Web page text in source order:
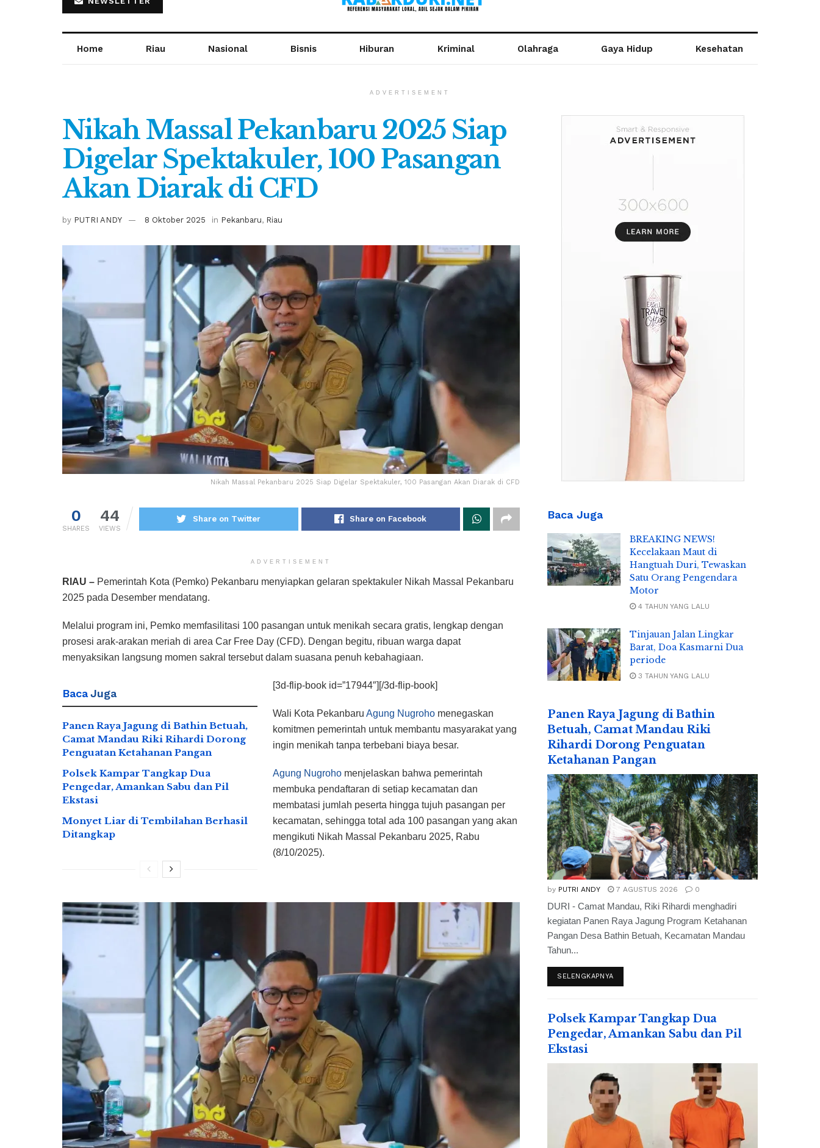
Home Riau Nasional Bisnis Hiburan Kriminal Olahraga Gaya Hidup Kesehatan
ADVERTISEMENT
Nikah Massal Pekanbaru 2025 Siap
Digelar Spektakuler, 100 Pasangan
Akan Diarak di CFD
by PUTRI ANDY 8 Oktober 2025 in Pekanbaru, Riau
Nikah Massal Pekanbaru 2025 Siap Digelar Spektakuler, 100 Pasangan Akan Diarak di CFD
0
SHARES
44
VIEWS
Share on Twitter Share on Facebook
ADVERTISEMENT
RIAU – Pemerintah Kota (Pemko) Pekanbaru menyiapkan gelaran spektakuler Nikah Massal Pekanbaru
2025 pada Desember mendatang.
Melalui program ini, Pemko memfasilitasi 100 pasangan untuk menikah secara gratis, lengkap dengan
prosesi arak-arakan meriah di area Car Free Day (CFD). Dengan begitu, ribuan warga dapat
menyaksikan langsung momen sakral tersebut dalam suasana penuh kebahagiaan.
BacaJuga
Panen Raya Jagung di Bathin Betuah,
Camat Mandau Riki Rihardi Dorong
Penguatan Ketahanan Pangan
Polsek Kampar Tangkap Dua
Pengedar, Amankan Sabu dan Pil
Ekstasi
Monyet Liar di Tembilahan Berhasil
Ditangkap
[3d-flip-book id=”17944″][/3d-flip-book]
Wali Kota Pekanbaru Agung Nugroho menegaskan
komitmen pemerintah untuk membantu masyarakat yang
ingin menikah tanpa terbebani biaya besar.
Agung Nugroho menjelaskan bahwa pemerintah
membuka pendaftaran di setiap kecamatan dan
membatasi jumlah peserta hingga tujuh pasangan per
kecamatan, sehingga total ada 100 pasangan yang akan
mengikuti Nikah Massal Pekanbaru 2025, Rabu
(8/10/2025).
Baca Juga
BREAKING NEWS!
Kecelakaan Maut di
Hangtuah Duri, Tewaskan
Satu Orang Pengendara
Motor
4 TAHUN YANG LALU
Tinjauan Jalan Lingkar
Barat, Doa Kasmarni Dua
periode
3 TAHUN YANG LALU
Panen Raya Jagung di Bathin
Betuah, Camat Mandau Riki
Rihardi Dorong Penguatan
Ketahanan Pangan
by PUTRI ANDY 7 AGUSTUS 2026 0
DURI - Camat Mandau, Riki Rihardi menghadiri
kegiatan Panen Raya Jagung Program Ketahanan
Pangan Desa Bathin Betuah, Kecamatan Mandau
Tahun...
SELENGKAPNYA
Polsek Kampar Tangkap Dua
Pengedar, Amankan Sabu dan Pil
Ekstasi